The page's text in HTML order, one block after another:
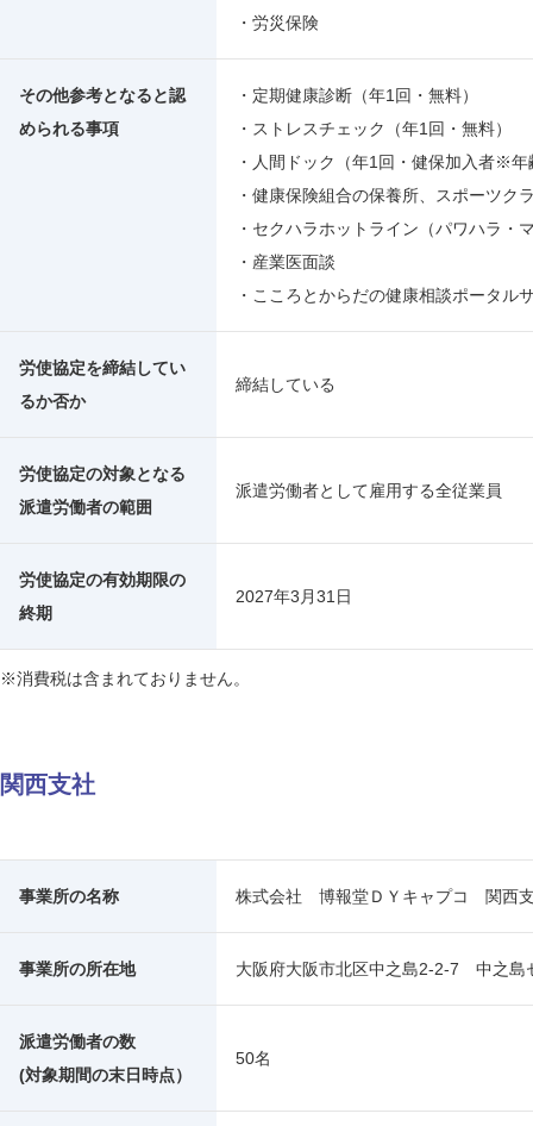
・労災保険
その他参考となると認
められる事項
・定期健康診断（年1回・無料）
・ストレスチェック（年1回・無料）
・人間ドック（年1回・健保加入者※
・健康保険組合の保養所、スポーツク
・セクハラホットライン（パワハラ・
・産業医面談
・こころとからだの健康相談ポータル
労使協定を締結してい
るか否か
締結している
労使協定の対象となる
派遣労働者の範囲
派遣労働者として雇用する全従業員
労使協定の有効期限の
終期
2027年3月31日
※消費税は含まれておりません。
関西支社
事業所の名称 株式会社 博報堂ＤＹキャプコ 関西
事業所の所在地 大阪府大阪市北区中之島2-2-7 中之島
派遣労働者の数
(対象期間の末日時点）
50名